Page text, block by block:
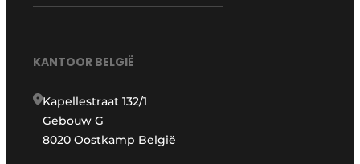
KANTOOR BELGIË
Kapellestraat 132/1
Gebouw G
8020 Oostkamp België